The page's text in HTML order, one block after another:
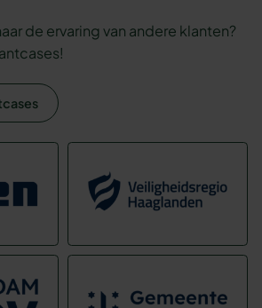
de ervaring van andere klanten?